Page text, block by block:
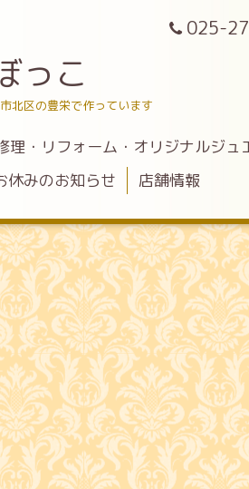
025-
っこ
北区の豊栄で作っています
理・リフォーム・オリジナルジュ
休みのお知らせ 店舗情報